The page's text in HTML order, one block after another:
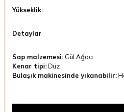
Yükseklik:
Detaylar
Sap malzemesi: Gül Ağacı
Kenar tipi:Düz
Bulaşık makinesinde yıkanabilir: